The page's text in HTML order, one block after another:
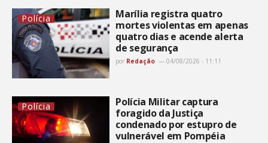
Polícia
Marília registra quatro
mortes violentas em apenas
quatro dias e acende alerta
de segurança
por Redação 04/08/2026 - 11:11
Polícia
Polícia Militar captura
foragido da Justiça
condenado por estupro de
vulnerável em Pompéia